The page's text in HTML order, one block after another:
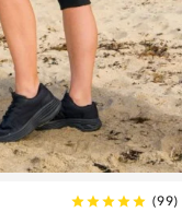
(99)